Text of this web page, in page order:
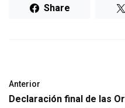
Share
Anterior
Declaración final de las Or